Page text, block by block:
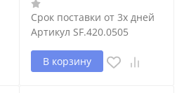
Срок поставки от 3х дней
Артикул SF.420.0505
В корзину